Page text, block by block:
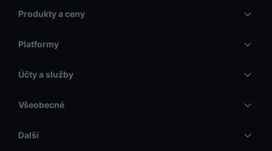
Produkty a ceny
Platformy
Účty a služby
Všeobecné
Další